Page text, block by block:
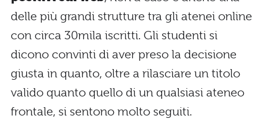
delle più grandi strutture tra gli atenei online
con circa 30mila iscritti. Gli studenti si
dicono convinti di aver preso la decisione
giusta in quanto, oltre a rilasciare un titolo
valido quanto quello di un qualsiasi ateneo
frontale, si sentono molto seguiti.